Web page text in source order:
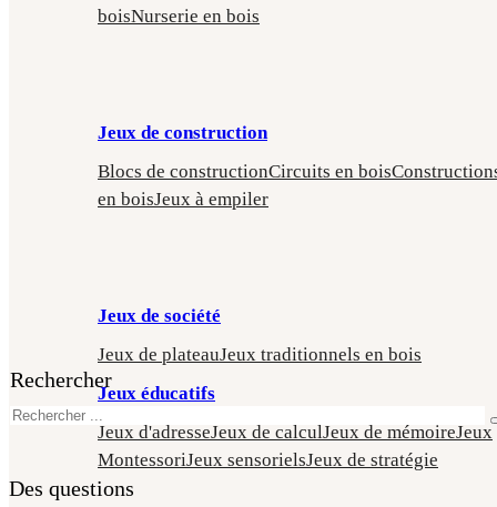
Rechercher
Des questions
boisNurserie en bois
Jeux de construction
Blocs de constructionCircuits en bois
en boisJeux à empiler
Jeux de société
Jeux de plateauJeux traditionnels en bois
Jeux éducatifs
Jeux d'adresseJeux de calculJeux de mémoireJeux
MontessoriJeux sensorielsJeux de stratégie